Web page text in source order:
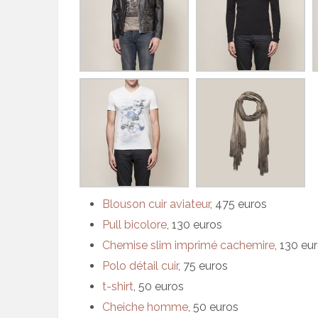
Blouson cuir aviateur, 475 euros
Pull bicolore, 130 euros
Chemise slim imprimé cachemire, 130
Polo détail cuir, 75 euros
t-shirt, 50 euros
Cheiche homme, 50 euros